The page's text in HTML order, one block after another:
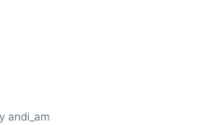
andi_am